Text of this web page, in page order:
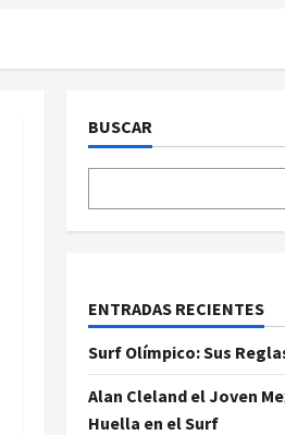
BUSCAR
ENTRADAS RECIENTES
Surf Olímpico: Sus
Alan Cleland el Joven
Huella en el Surf